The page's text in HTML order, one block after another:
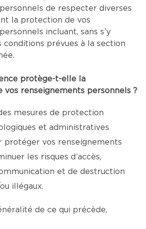
de respecter diverses
la protection de vos
incluant, sans s’y
conditions prévues à la section
protège-t-elle la
vos renseignements personnels ?
mesures de protection
et administratives
protéger vos renseignements
les risques d’accès,
et de destruction
illégaux.
de ce qui précède,